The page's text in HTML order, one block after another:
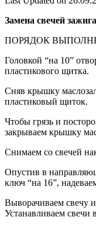
Замена свечей
ПОРЯДОК
Головкой “на 10”
пластикового щитка.
Сняв крышку
пластиковый щиток.
Чтобы грязь и
закрываем крышку
Снимаем со свечей
Опустив в
ключ “на 16”,
Выворачиваем свечу
Устанавливаем свечи